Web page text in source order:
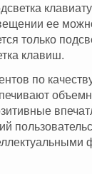
ее
только
клавиш.
по